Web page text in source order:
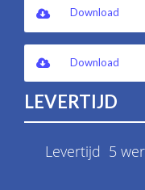
Download
Download
LEVERTIJD
Levertijd 5